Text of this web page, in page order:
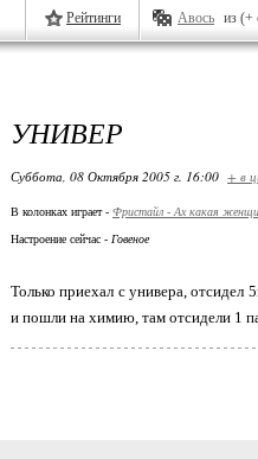
Рейтинги Авось из (+
УНИВЕР
Суббота, 08 Октября 2005 г. 16:00 + в
В колонках играет - Фристайл - Ах какая
Настроение сейчас - Говеное
Только приехал с универа,
и пошли на химию, там отсидели 1